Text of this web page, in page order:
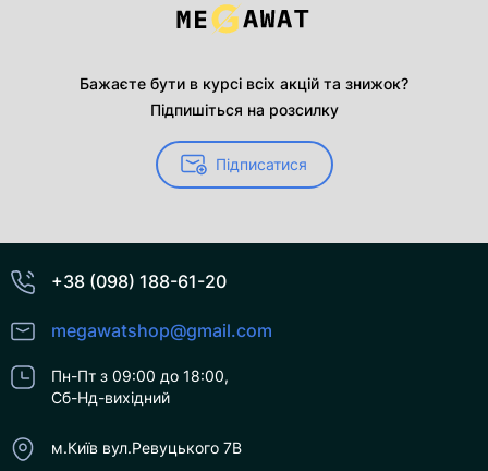
Бажаєте бути в курсі всіх акцій та знижок?
Підпишіться на розсилку
Підписатися
+38 (098) 188-61-20
megawatshop@gmail.com
Пн-Пт з 09:00 до 18:00,
Сб-Нд-вихідний
м.Київ вул.Ревуцького 7В